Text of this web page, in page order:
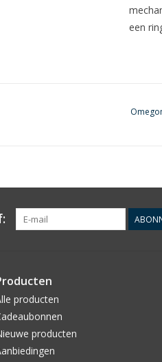
een
producten
producten